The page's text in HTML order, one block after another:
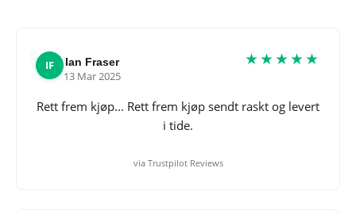
IF Ian Fraser
13 Mar 2025
★★★★★
Rett frem kjøp... Rett frem kjøp sendt raskt og levert
i tide.
via Trustpilot Reviews